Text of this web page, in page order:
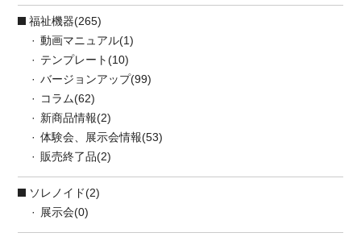
福祉機器(265)
動画マニュアル(1)
テンプレート(10)
バージョンアップ(99)
コラム(62)
新商品情報(2)
体験会、展示会情報(53)
販売終了品(2)
ソレノイド(2)
展示会(0)